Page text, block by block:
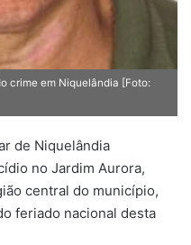
crime em Niquelândia [Foto:
de Niquelândia
no Jardim Aurora,
central do município,
feriado nacional desta